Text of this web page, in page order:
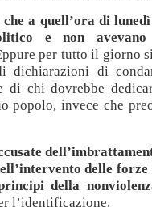
che a quell’ora di
e non
per tutto il giorno
dichiarazioni di
di chi dovrebbe
popolo, invece che
delle forze
della
l’identificazione.